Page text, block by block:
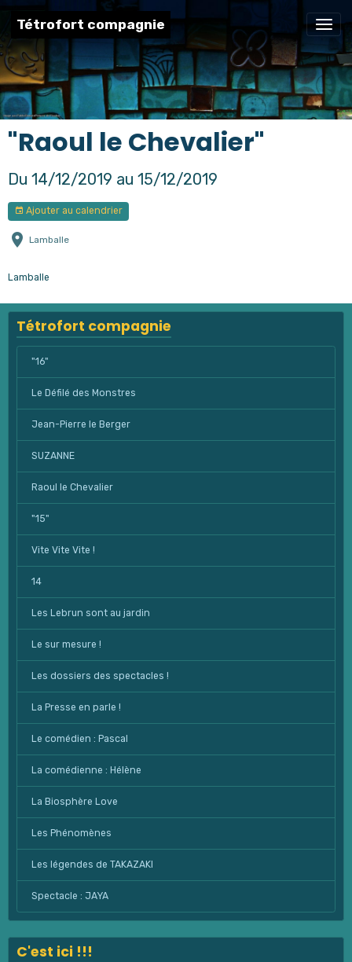
Tétrofort compagnie
"Raoul le Chevalier"
Du 14/12/2019 au 15/12/2019
Ajouter au calendrier
Lamballe
Lamballe
Tétrofort compagnie
"16"
Le Défilé des Monstres
Jean-Pierre le Berger
SUZANNE
Raoul le Chevalier
"15"
Vite Vite Vite !
14
Les Lebrun sont au jardin
Le sur mesure !
Les dossiers des spectacles !
La Presse en parle !
Le comédien : Pascal
La comédienne : Hélène
La Biosphère Love
Les Phénomènes
Les légendes de TAKAZAKI
Spectacle : JAYA
C'est ici !!!